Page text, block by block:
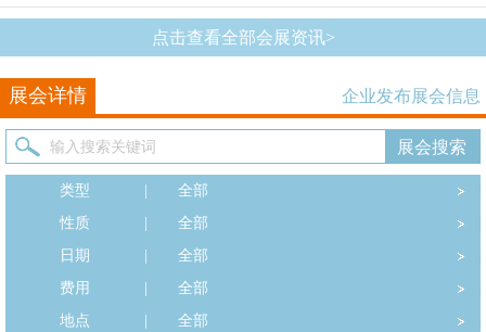
点击查看全部会展资讯>
展会详情 企业发布展会信息
类型
全部
性质
全部
日期
全部
费用
全部
地点
全部